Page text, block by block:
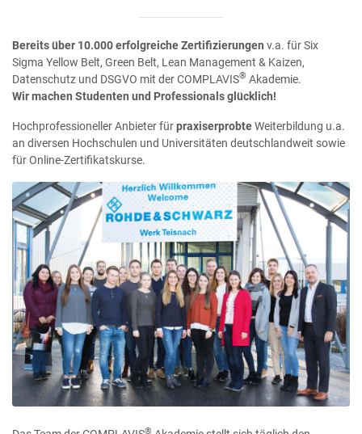
Bereits über 10.000 erfolgreiche Zertifizierungen v.a. für Six
Sigma Yellow Belt, Green Belt, Lean Management & Kaizen,
Datenschutz und DSGVO mit der COMPLAVIS® Akademie.
Wir machen Studenten und Professionals glücklich!
Hochprofessioneller Anbieter fürpraxiserprobteWeiterbildung u.a.
an diversen Hochschulen und Universitäten deutschlandweit sowie
für Online-Zertifikatskurse.
®